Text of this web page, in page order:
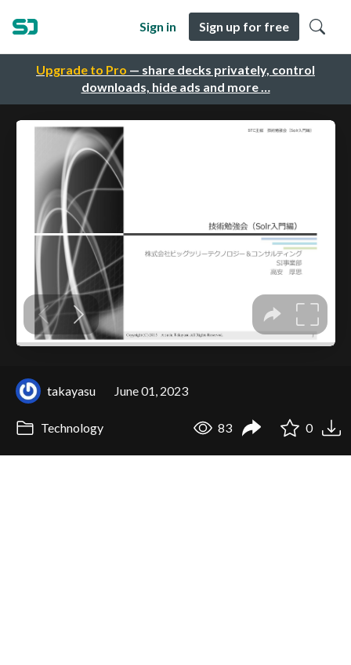
Upgrade to Pro — share decks privately, control
downloads, hide ads and more …
Sign in Sign up for free
takayasu June 01, 2023
Technology 83 0